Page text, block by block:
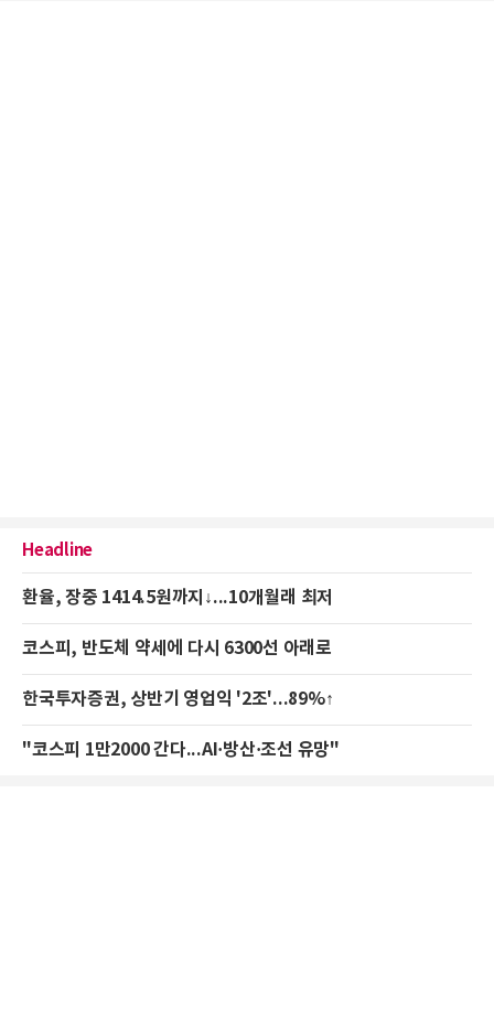
Headline
환율, 장중 1414.5원까지↓...10개월래 최저
코스피, 반도체 약세에 다시 6300선 아래로
한국투자증권, 상반기 영업익 '2조'...89%↑
"코스피 1만2000 간다...AI·방산·조선 유망"